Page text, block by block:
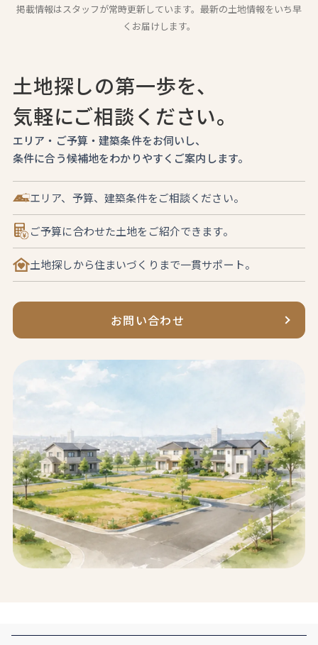
掲載情報はスタッフが常時更新しています。最新の土地情報をいち早
くお届けします。
土地探しの第一歩を、
気軽にご相談ください。
エリア・ご予算・建築条件をお伺いし、
条件に合う候補地をわかりやすくご案内します。
エリア、予算、建築条件をご相談ください。
ご予算に合わせた土地をご紹介できます。
土地探しから住まいづくりまで一貫サポート。
お問い合わせ